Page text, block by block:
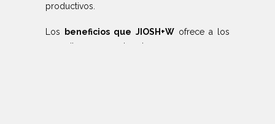
productivos.
Los beneficios que JIOSH+Wofrece a los
expositores son, entre otros: